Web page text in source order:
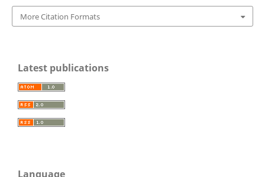
More Citation Formats
Latest publications
Language